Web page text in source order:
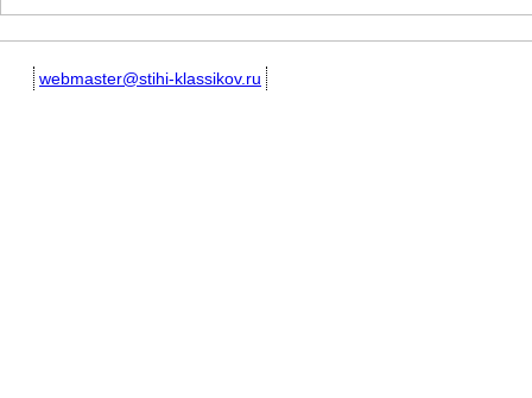
webmaster@stihi-klassikov.ru